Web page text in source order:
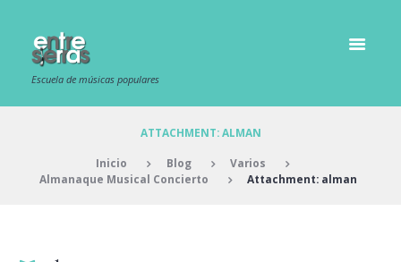
Escuela de músicas populares
ATTACHMENT: ALMAN
Inicio Blog
Varios
Almanaque Musical Concierto
Attachment: alman